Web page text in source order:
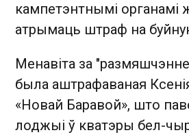
кампетэнтнымі
атрымаць штраф на
Менавіта за
была аштрафаваная
«Новай Баравой», што
лоджыі ў кватэры бел-